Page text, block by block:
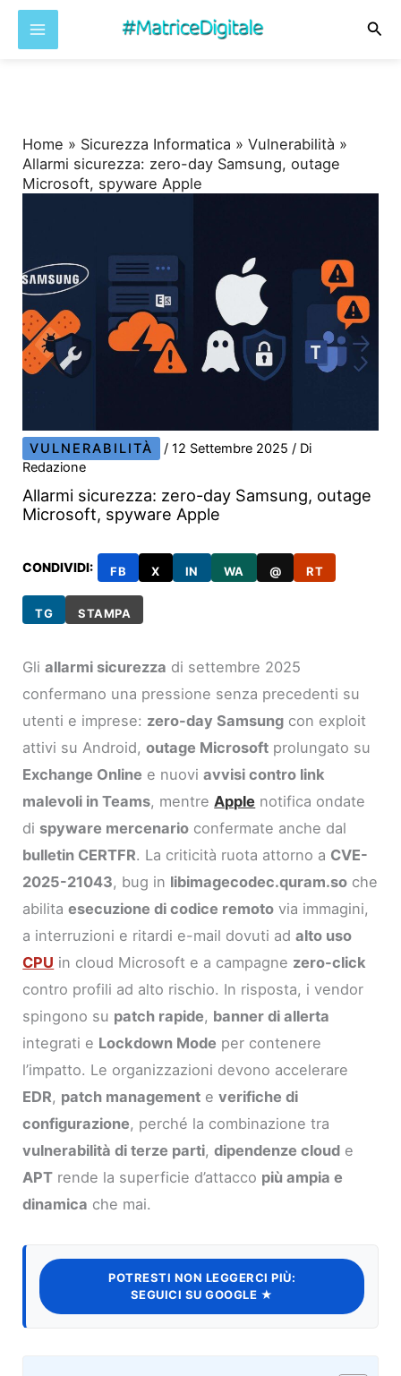
Home » Sicurezza Informatica »Vulnerabilità »
Allarmi sicurezza: zero-day Samsung, outage
Microsoft, spyware Apple
VULNERABILITÀ /12 Settembre 2025/ Di
Redazione
Allarmi sicurezza: zero-day Samsung, outage
Microsoft, spyware Apple
CONDIVIDI: FB X IN WA @ RT
TG STAMPA
Gliallarmi sicurezza di settembre 2025
confermano una pressione senza precedenti su
utenti e imprese: zero-day Samsung con exploit
attivi su Android,outage Microsoft prolungato su
Exchange Online e nuoviavvisi contro link
malevoli in Teams, mentreApple notifica ondate
di spyware mercenario confermate anche dal
bulletin CERTFR. La criticità ruota attorno a CVE-
2025-21043, bug in libimagecodec.quram.so che
abilitaesecuzione di codice remoto via immagini,
a interruzioni e ritardi e-mail dovuti adalto uso
CPU in cloud Microsoft e a campagne zero-click
contro profili ad alto rischio. In risposta, i vendor
spingono su patch rapide, banner di allerta
integrati e Lockdown Mode per contenere
l’impatto. Le organizzazioni devono accelerare
EDR, patch management everifiche di
configurazione, perché la combinazione tra
vulnerabilità di terze parti,dipendenze cloud e
APT rende la superficie d’attacco più ampia e
dinamica che mai.
POTRESTI NON LEGGERCI PIÙ:
SEGUICI SU GOOGLE ★